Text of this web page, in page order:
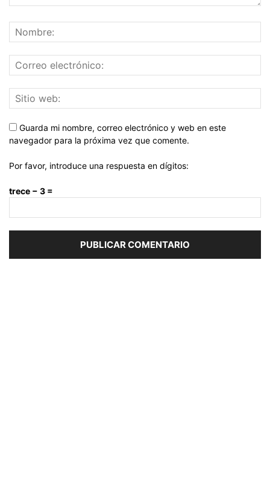
Guarda mi nombre, correo electrónico y web en este
navegador para la próxima vez que comente.
Por favor, introduce una respuesta en dígitos:
trece − 3 =